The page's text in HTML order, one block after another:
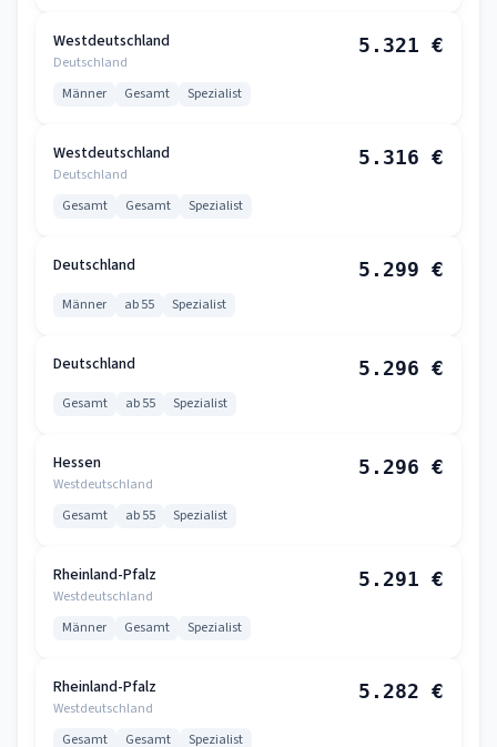
Westdeutschland
Deutschland
5.321 €
Männer Gesamt Spezialist
Westdeutschland
Deutschland
5.316 €
Gesamt Gesamt Spezialist
Deutschland 5.299 €
Männer ab 55 Spezialist
Deutschland 5.296 €
Gesamt ab 55 Spezialist
Hessen
Westdeutschland
5.296 €
Gesamt ab 55 Spezialist
Rheinland-Pfalz
Westdeutschland
5.291 €
Männer Gesamt Spezialist
Rheinland-Pfalz
Westdeutschland
5.282 €
Gesamt Gesamt Spezialist